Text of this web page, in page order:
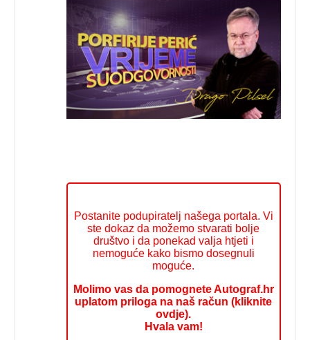
Postanite podupiratelj našega portala. Vi
ste dokaz da možemo stvarati bolje
društvo i da ponekad valja htjeti i
nemoguće kako bismo dosegnuli
moguće.
Molimo vas da pomognete Autograf.hr
uplatom priloga na naš račun (kliknite
ovdje).
Hvala vam!